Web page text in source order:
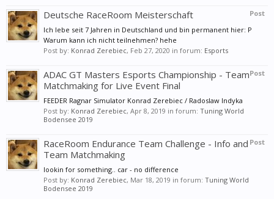
Post
Deutsche RaceRoom Meisterschaft
Ich lebe seit 7 Jahren in Deutschland und bin permanent hier: P
Warum kann ich nicht teilnehmen? hehe
Post by: Konrad Zerebiec, Feb 27, 2020 in forum: Esports
Post
ADAC GT Masters Esports Championship - Team
Matchmaking for Live Event Final
FEEDER Ragnar Simulator Konrad Zerebiec / Radoslaw Indyka
Post by: Konrad Zerebiec, Apr 8, 2019 in forum: Tuning World
Bodensee 2019
Post
RaceRoom Endurance Team Challenge - Info and
Team Matchmaking
lookin for something.. car - no difference
Post by: Konrad Zerebiec, Mar 18, 2019 in forum: Tuning World
Bodensee 2019